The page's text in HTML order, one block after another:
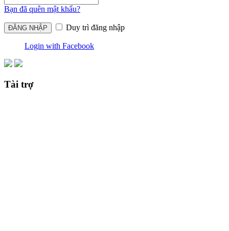
Bạn đã quên mật khẩu?
Duy trì đăng nhập
Login with Facebook
Tài trợ